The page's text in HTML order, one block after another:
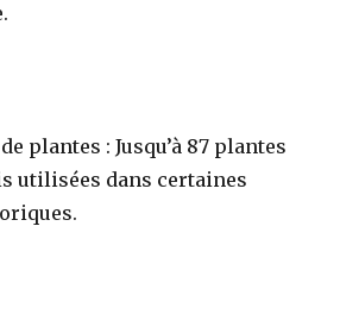
plantes : Jusqu’à 87 plantes
utilisées dans certaines
.